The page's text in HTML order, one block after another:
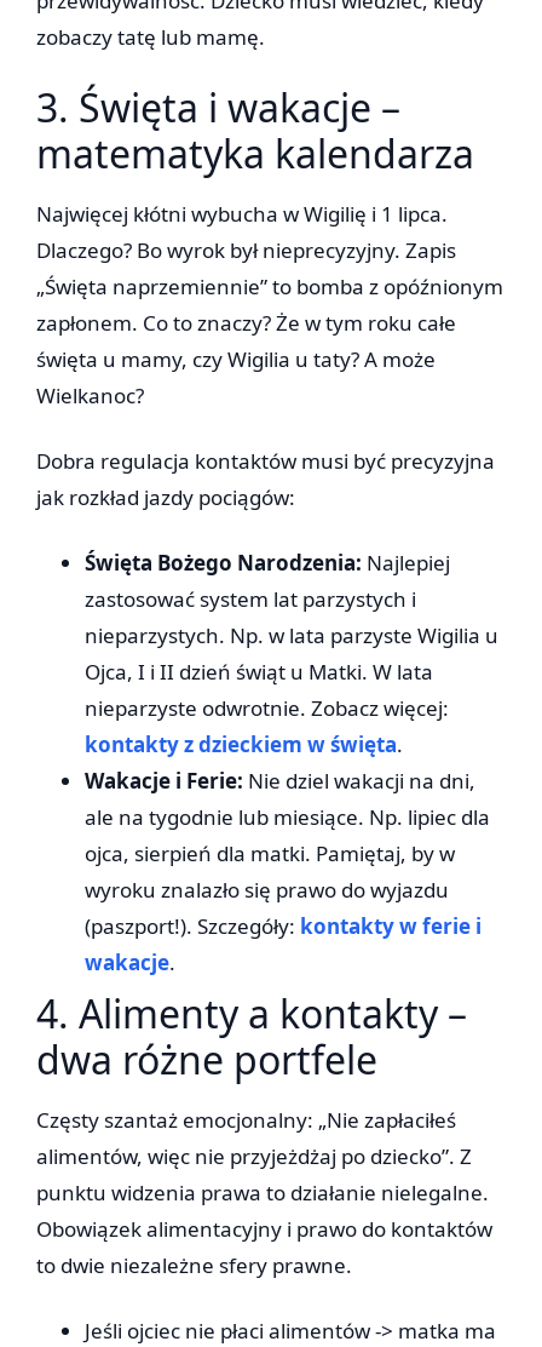
zobaczy tatę lub mamę.
3. Święta i wakacje –
matematyka kalendarza
Najwięcej kłótni wybucha w Wigilię i 1 lipca.
Dlaczego? Bo wyrok był nieprecyzyjny. Zapis
„Święta naprzemiennie” to bomba z opóźnionym
zapłonem. Co to znaczy? Że w tym roku całe
święta u mamy, czy Wigilia u taty? A może
Wielkanoc?
Dobra regulacja kontaktów musi być precyzyjna
jak rozkład jazdy pociągów:
Święta Bożego Narodzenia: Najlepiej
zastosować system lat parzystych i
nieparzystych. Np. w lata parzyste Wigilia u
Ojca, I i II dzień świąt u Matki. W lata
nieparzyste odwrotnie. Zobacz więcej:
kontakty z dzieckiem w święta.
Wakacje i Ferie: Nie dziel wakacji na dni,
ale na tygodnie lub miesiące. Np. lipiec dla
ojca, sierpień dla matki. Pamiętaj, by w
wyroku znalazło się prawo do wyjazdu
(paszport!). Szczegóły: kontakty w ferie i
wakacje.
4. Alimenty a kontakty –
dwa różne portfele
Częsty szantaż emocjonalny: „Nie zapłaciłeś
alimentów, więc nie przyjeżdżaj po dziecko”. Z
punktu widzenia prawa to działanie nielegalne.
Obowiązek alimentacyjny i prawo do kontaktów
to dwie niezależne sfery prawne.
Jeśli ojciec nie płaci alimentów -> matka ma